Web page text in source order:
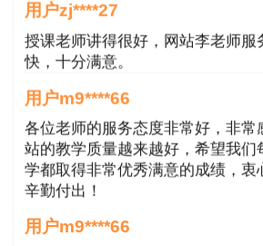
用户zj****27
授课老师讲得很好，网站李老师服
快，十分满意。
用户m9****66
各位老师的服务态度非常好，非常
站的教学质量越来越好，希望我们
学都取得非常优秀满意的成绩，衷
辛勤付出！
用户m9****66